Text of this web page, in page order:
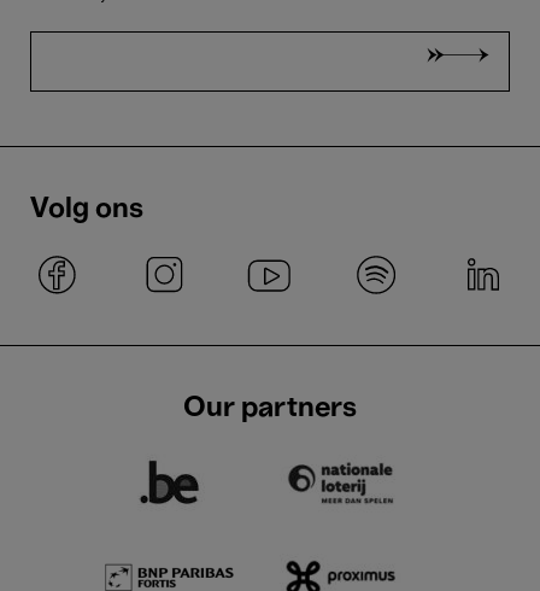
Volg ons
Our partners